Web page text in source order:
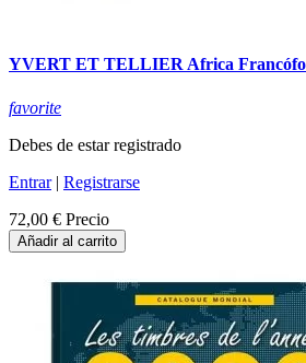
YVERT ET TELLIER Africa
favorite
Debes de estar registrado
Entrar| Registrarse
72,00 € Precio
Añadir al carrito